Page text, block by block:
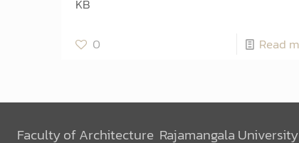
KB
0 Read
Faculty of Architecture Rajamangala